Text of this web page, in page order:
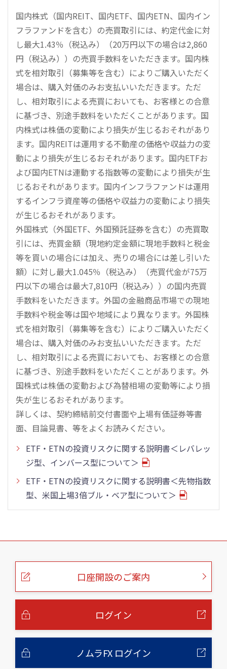
国内株式（国内REIT、国内ETF、国内ETN、国内イン
フラファンドを含む）の売買取引には、約定代金に対
し最大1.43％（税込み）（20万円以下の場合は2,860
円（税込み））の売買手数料をいただきます。国内株
式を相対取引（募集等を含む）によりご購入いただく
場合は、購入対価のみお支払いいただきます。ただ
し、相対取引による売買においても、お客様との合意
に基づき、別途手数料をいただくことがあります。国
内株式は株価の変動により損失が生じるおそれがあり
ます。国内REITは運用する不動産の価格や収益力の変
動により損失が生じるおそれがあります。国内ETFお
よび国内ETNは連動する指数等の変動により損失が生
じるおそれがあります。国内インフラファンドは運用
するインフラ資産等の価格や収益力の変動により損失
が生じるおそれがあります。
外国株式（外国ETF、外国預託証券を含む）の売買取
引には、売買金額（現地約定金額に現地手数料と税金
等を買いの場合には加え、売りの場合には差し引いた
額）に対し最大1.045％（税込み）（売買代金が75万
円以下の場合は最大7,810円（税込み））の国内売買
手数料をいただきます。外国の金融商品市場での現地
手数料や税金等は国や地域により異なります。外国株
式を相対取引（募集等を含む）によりご購入いただく
場合は、購入対価のみお支払いいただきます。ただ
し、相対取引による売買においても、お客様との合意
に基づき、別途手数料をいただくことがあります。外
国株式は株価の変動および為替相場の変動等により損
失が生じるおそれがあります。
詳しくは、契約締結前交付書面や上場有価証券等書
面、目論見書、等をよくお読みください。
ETF・ETNの投資リスクに関する説明書＜レバレッ
ジ型、インバース型について＞
ETF・ETNの投資リスクに関する説明書＜先物指数
型、米国上場3倍ブル・ベア型について＞
こ
口座開設のご案内
ログイン
ノムラFX ログイン